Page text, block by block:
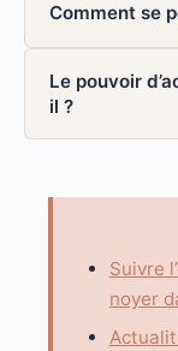
Comment se
Le pouvoir
il ?
Suivre
noyer